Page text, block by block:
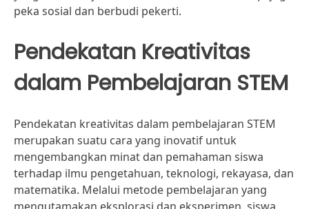
peka sosial dan berbudi pekerti.
Pendekatan Kreativitas
dalam Pembelajaran STEM
Pendekatan kreativitas dalam pembelajaran STEM
merupakan suatu cara yang inovatif untuk
mengembangkan minat dan pemahaman siswa
terhadap ilmu pengetahuan, teknologi, rekayasa, dan
matematika. Melalui metode pembelajaran yang